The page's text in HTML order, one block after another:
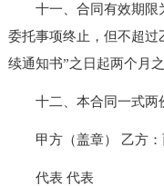
十一、合同有效期限
委托事项终止，但不超过
续通知书”之日起两个月之
十二、本合同一式两份
甲方（盖章） 乙方：
代表 代表